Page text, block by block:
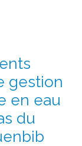
gestion
en eau
du